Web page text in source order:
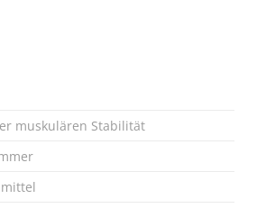
muskulären Stabilität